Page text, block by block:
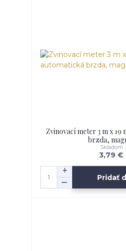
Zvinovací meter 3 m x 19
brzda,
3,79 €
Skladom
Pridať